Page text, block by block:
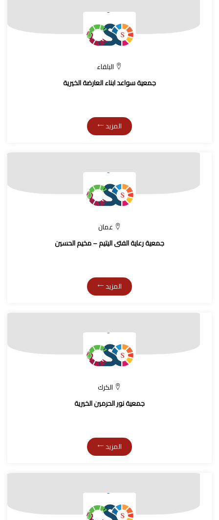
البلقاء
جمعية سواعد ابناء العارضة الخيرية
المزيد
عمان
جمعية رعاية الفتى اليتيم – مخيم الحسين
المزيد
الكرك
جمعية نور الحرمين الخيرية
المزيد